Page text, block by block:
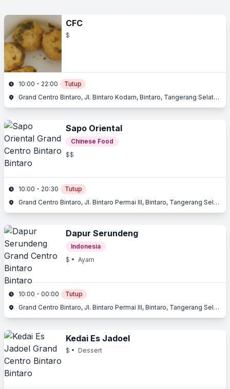
CFC
$
10:00 - 22:00
Tutup
Grand Centro Bintaro, Jl. Bintaro Kodam, Bintaro, Tangerang Selatan, Banten
Sapo Oriental
Chinese Food
$$
10:00 - 20:30
Tutup
Grand Centro Bintaro, Jl. Bintaro Permai III, Bintaro, Tangerang Selatan, Banten
Dapur Serundeng
Indonesia
$ • Ayam
10:00 - 00:00
Tutup
Grand Centro Bintaro, Jl. Bintaro Permai III, Bintaro, Tangerang Selatan, Banten
Kedai Es Jadoel
$ • Dessert